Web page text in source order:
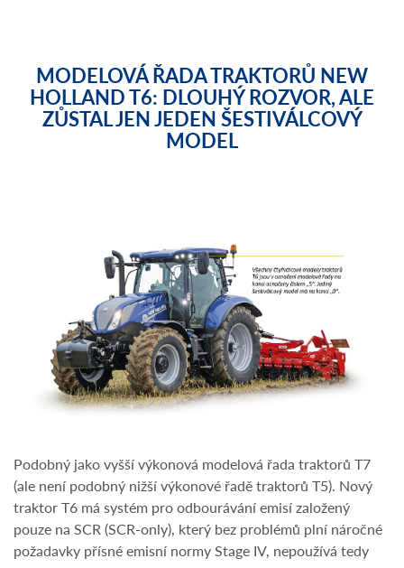
MODELOVÁ ŘADA TRAKTORŮ NEW
HOLLAND T6: DLOUHÝ ROZVOR, ALE
ZŮSTAL JEN JEDEN ŠESTIVÁLCOVÝ
MODEL
Podobný jako vyšší výkonová modelová řada traktorů T7
(ale není podobný nižší výkonové řadě traktorů T5). Nový
traktor T6 má systém pro odbourávání emisí založený
pouze na SCR (SCR-only), který bez problémů plní náročné
požadavky přísné emisní normy Stage IV, nepoužívá tedy